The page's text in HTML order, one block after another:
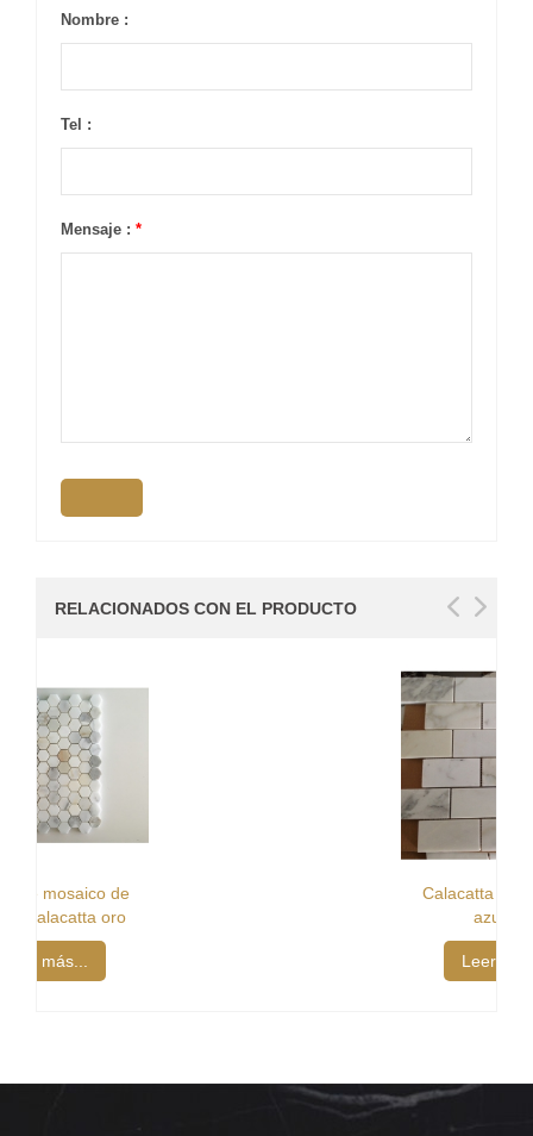
Nombre :
Tel :
Mensaje : *
RELACIONADOS CON EL PRODUCTO